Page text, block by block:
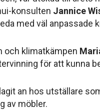
konsulten Jannice
med väl anpassade
och klimatkämpen
för att kunna
an hos utställare
av möbler.